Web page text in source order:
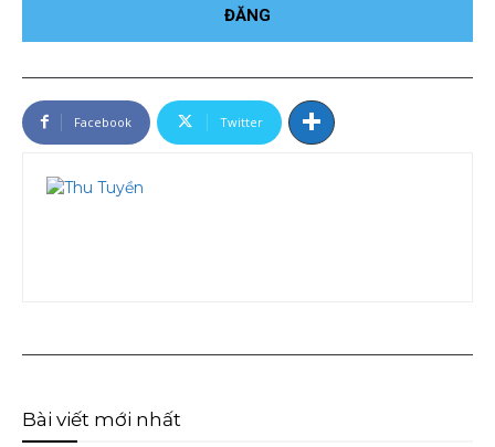
Facebook Twitter
Bài viết mới nhất